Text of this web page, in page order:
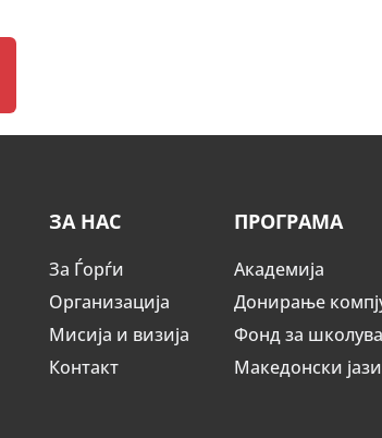
ЗА НАС
За Ѓорѓи
Организација
Мисија и визија
Контакт
ПРОГРАМА
Академија
Донирање
Фонд за
Македонски